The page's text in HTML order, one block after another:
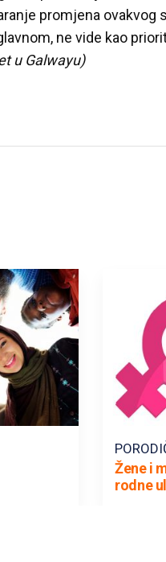
promjena ovakvog
ne vide kao
u Galwayu)
Žene i
rodne